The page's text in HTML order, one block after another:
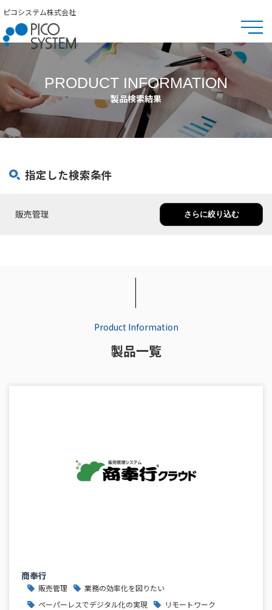
ピコシステム株式会社
PRODUCT INFORMATION
製品検索結果
指定した検索条件
販売管理 さらに絞り込む
Product Information
製品一覧
商奉行
販売管理
業務の効率化を図りたい
ペーパーレスでデジタル化の実現
リモートワーク